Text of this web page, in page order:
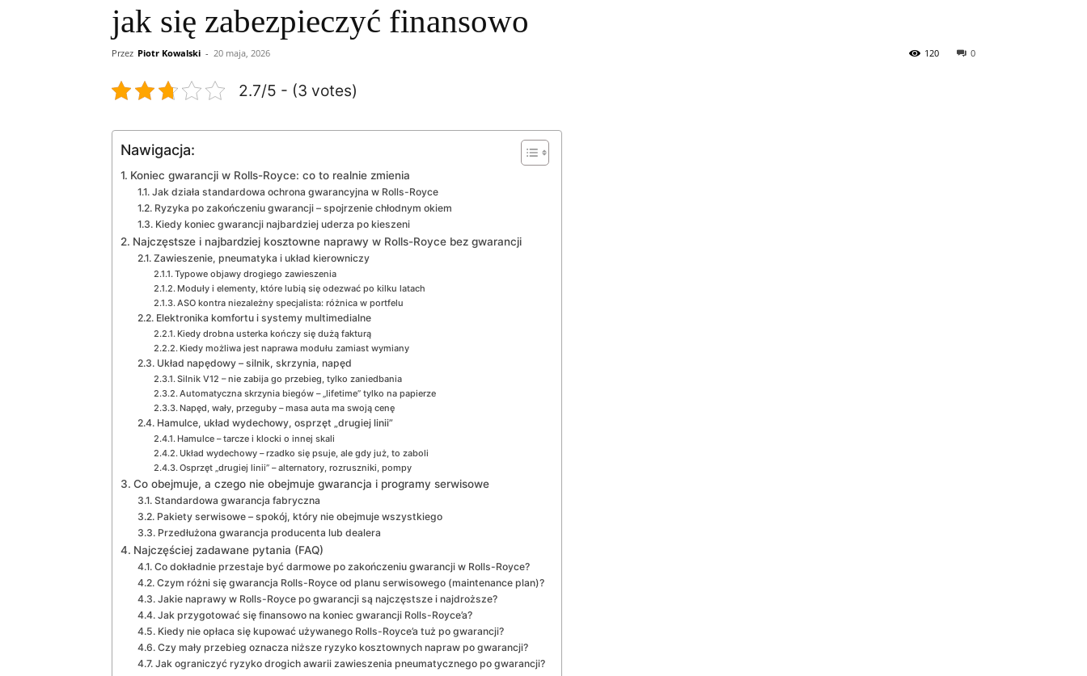
jak się zabezpieczyć finansowo
Przez Piotr Kowalski - 20 maja, 2026 0
120
2.7/5 - (3 votes)
Nawigacja:
Koniec gwarancji w Rolls-Royce: co to realnie zmienia
Jak działa standardowa ochrona gwarancyjna w Rolls-Royce
Ryzyka po zakończeniu gwarancji – spojrzenie chłodnym okiem
Kiedy koniec gwarancji najbardziej uderza po kieszeni
Najczęstsze i najbardziej kosztowne naprawy w Rolls-Royce bez gwarancji
Zawieszenie, pneumatyka i układ kierowniczy
Typowe objawy drogiego zawieszenia
Moduły i elementy, które lubią się odezwać po kilku latach
ASO kontra niezależny specjalista: różnica w portfelu
Elektronika komfortu i systemy multimedialne
Kiedy drobna usterka kończy się dużą fakturą
Kiedy możliwa jest naprawa modułu zamiast wymiany
Układ napędowy – silnik, skrzynia, napęd
Silnik V12 – nie zabija go przebieg, tylko zaniedbania
Automatyczna skrzynia biegów – „lifetime” tylko na papierze
Napęd, wały, przeguby – masa auta ma swoją cenę
Hamulce, układ wydechowy, osprzęt „drugiej linii”
Hamulce – tarcze i klocki o innej skali
Układ wydechowy – rzadko się psuje, ale gdy już, to zaboli
Osprzęt „drugiej linii” – alternatory, rozruszniki, pompy
Co obejmuje, a czego nie obejmuje gwarancja i programy serwisowe
Standardowa gwarancja fabryczna
Pakiety serwisowe – spokój, który nie obejmuje wszystkiego
Przedłużona gwarancja producenta lub dealera
Najczęściej zadawane pytania (FAQ)
Co dokładnie przestaje być darmowe po zakończeniu gwarancji w Rolls-Royce?
Czym różni się gwarancja Rolls-Royce od planu serwisowego (maintenance plan)?
Jakie naprawy w Rolls-Royce po gwarancji są najczęstsze i najdroższe?
Jak przygotować się finansowo na koniec gwarancji Rolls-Royce’a?
Kiedy nie opłaca się kupować używanego Rolls-Royce’a tuż po gwarancji?
Czy mały przebieg oznacza niższe ryzyko kosztownych napraw po gwarancji?
Jak ograniczyć ryzyko drogich awarii zawieszenia pneumatycznego po gwarancji?